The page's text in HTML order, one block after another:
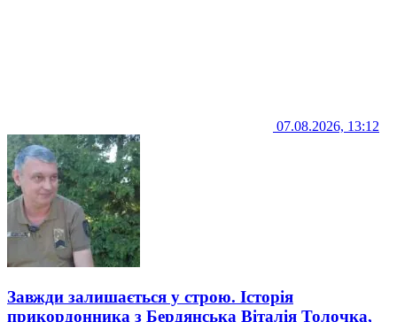
07.08.2026, 13:12
Завжди залишається у строю. Історія
прикордонника з Бердянська Віталія Толочка,